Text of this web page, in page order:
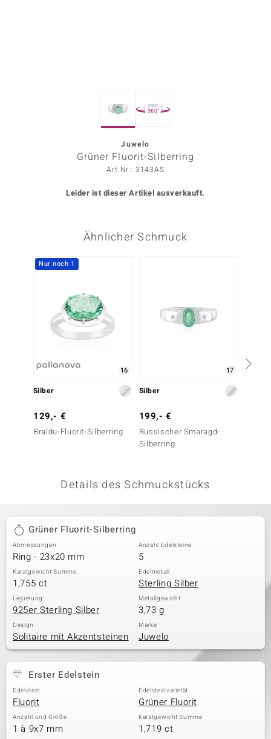
Collection
BY DE MELO
Classics
360°
Juwelo
Grüner Fluorit-Silberring
Art.Nr.: 3143AS
Leider ist dieser Artikel ausverkauft.
Ähnlicher Schmuck
Nur noch 1
16
Silber
129,- €
Braldu-Fluorit-Silberring
17
Silber
199,- €
Russischer Smaragd-
Silberring
Details des Schmuckstücks
Grüner Fluorit-Silberring
Abmessungen
Ring - 23x20 mm
Anzahl Edelsteine
5
Karatgewicht Summe
1,755 ct
Edelmetall
Sterling Silber
Legierung
925er Sterling Silber
Metallgewicht
3,73 g
Design
Solitaire mit Akzentsteinen
Marke
Juwelo
Erster Edelstein
Edelstein
Fluorit
Edelsteinvarietät
Grüner Fluorit
Anzahl und Größe
1 à 9x7 mm
Karatgewicht Summe
1,719 ct